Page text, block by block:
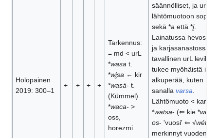
Holopainen
2019: 300–1
+ + + +
Tarkennus:
= md < urL
*wasa t.
*wi̮sa ← kir
*wasá- t.
(Kümmel)
*waca- >
oss,
horezmi
säännölliset, ja urL
lähtömuotoon sopii
sekä *a että *i̮.
Lainatussa hevos-
ja karjasanastossa
tavallinen urL levikki
tukee myöhäistä ir
alkuperää, kuten
sanalla varsa
Lähtömuoto < kar
*watsa- (⇐ kie *wét
os- 'vuosi' ⇐ √wét
merkinnyt vuoden